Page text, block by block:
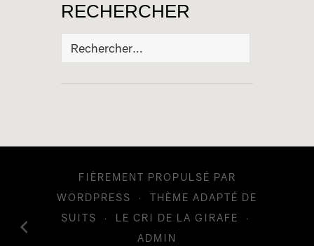
RECHERCHER
Rechercher :
FIÈREMENT PROPULSÉ PAR
WORDPRESS
·
THÈME ADAPTÉ DE
SUITS
· LE CRI DE LA GIRAFE
·
ADMIN